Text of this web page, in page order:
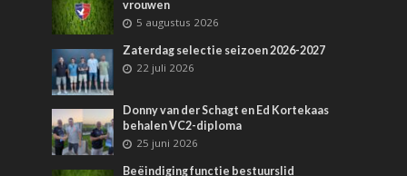
vrouwen
5 augustus 2026
Zaterdag selectie seizoen 2026-2027
22 juli 2026
Donny van der Schagt en Ed Kortekaas
behalen VC2-diploma
25 juni 2026
Beëindiging functie bestuurslid